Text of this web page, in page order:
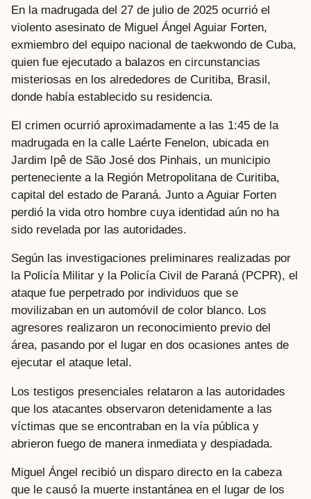
En la madrugada del 27 de julio de 2025 ocurrió el
violento asesinato de Miguel Ángel Aguiar Forten,
exmiembro del equipo nacional de taekwondo de Cuba,
quien fue ejecutado a balazos en circunstancias
misteriosas en los alrededores de Curitiba, Brasil,
donde había establecido su residencia.
El crimen ocurrió aproximadamente a las 1:45 de la
madrugada en la calle Laérte Fenelon, ubicada en
Jardim Ipê de São José dos Pinhais, un municipio
perteneciente a la Región Metropolitana de Curitiba,
capital del estado de Paraná. Junto a Aguiar Forten
perdió la vida otro hombre cuya identidad aún no ha
sido revelada por las autoridades.
Según las investigaciones preliminares realizadas por
la Policía Militar y la Policía Civil de Paraná (PCPR), el
ataque fue perpetrado por individuos que se
movilizaban en un automóvil de color blanco. Los
agresores realizaron un reconocimiento previo del
área, pasando por el lugar en dos ocasiones antes de
ejecutar el ataque letal.
Los testigos presenciales relataron a las autoridades
que los atacantes observaron detenidamente a las
víctimas que se encontraban en la vía pública y
abrieron fuego de manera inmediata y despiadada.
Miguel Ángel recibió un disparo directo en la cabeza
que le causó la muerte instantánea en el lugar de los